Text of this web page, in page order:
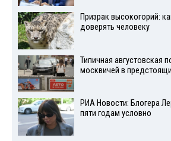
Призрак высокогорий:
доверять человеку
Типичная августовская
москвичей в
РИА Новости: Блогера
пяти годам условно